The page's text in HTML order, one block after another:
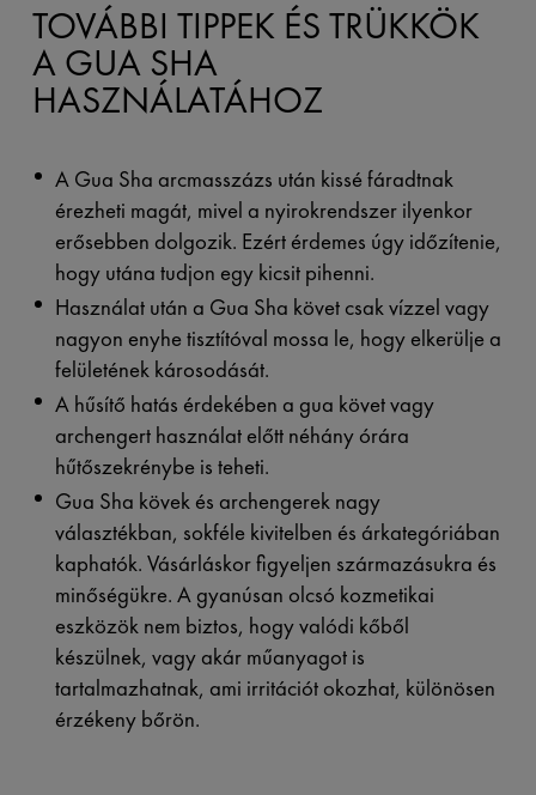
TOVÁBBI TIPPEK ÉS TRÜKKÖK
A GUA SHA
HASZNÁLATÁHOZ
A Gua Sha arcmasszázs után kissé fáradtnak
érezheti magát, mivel a nyirokrendszer ilyenkor
erősebben dolgozik. Ezért érdemes úgy időzítenie,
hogy utána tudjon egy kicsit pihenni.
Használat után a Gua Sha követ csak vízzel vagy
nagyon enyhe tisztítóval mossa le, hogy elkerülje a
felületének károsodását.
A hűsítő hatás érdekében a gua követ vagy
archengert használat előtt néhány órára
hűtőszekrénybe is teheti.
Gua Sha kövek és archengerek nagy
választékban, sokféle kivitelben és árkategóriában
kaphatók. Vásárláskor figyeljen származásukra és
minőségükre. A gyanúsan olcsó kozmetikai
eszközök nem biztos, hogy valódi kőből
készülnek, vagy akár műanyagot is
tartalmazhatnak, ami irritációt okozhat, különösen
érzékeny bőrön.